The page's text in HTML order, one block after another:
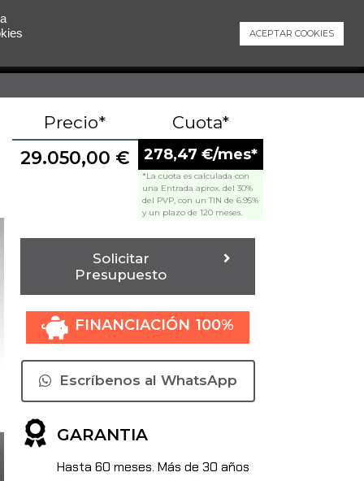
Contacto
Precio*
29.050,00 €
Cuota*
278,47 €/mes*
*La cuota es calculada con
una Entrada aprox. del 30%
del PVP, con un TIN de 6.95%
y un plazo de 120 meses.
Solicitar
Presupuesto
FINANCIACIÓN 100%
Escríbenos al WhatsApp
GARANTIA
Hasta 60 meses. Más de 30 años
ACEPTAR COOKIES